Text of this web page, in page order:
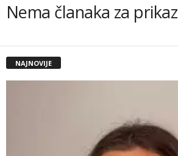
Nema članaka za prikaz
NAJNOVIJE